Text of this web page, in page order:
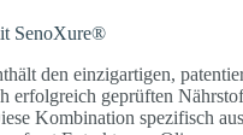
SenoXure®
den einzigartigen,
erfolgreich geprüften
Kombination spezifisch